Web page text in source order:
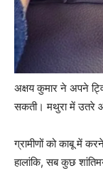
अक्षय कुमार ने अपने
सकती। मथुरा में उतरे
ग्रामीणों को काबू में
हालांकि, सब कुछ